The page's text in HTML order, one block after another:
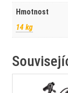
Hmotnost
14 kg